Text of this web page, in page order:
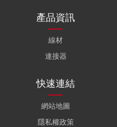
產品資訊
線材
連接器
快速連結
網站地圖
隱私權政策